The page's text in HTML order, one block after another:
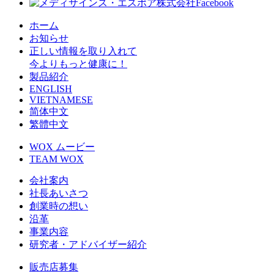
ホーム
お知らせ
正しい情報を取り入れて
今よりもっと健康に！
製品紹介
ENGLISH
VIETNAMESE
简体中文
繁體中文
WOX ムービー
TEAM WOX
会社案内
社長あいさつ
創業時の想い
沿革
事業内容
研究者・アドバイザー紹介
販売店募集